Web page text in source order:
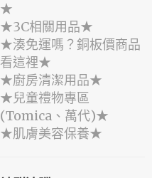
★
★3C相關用品★
★湊免運嗎？銅板價商品
看這裡★
★廚房清潔用品★
★兒童禮物專區
(Tomica、萬代)★
★肌膚美容保養★